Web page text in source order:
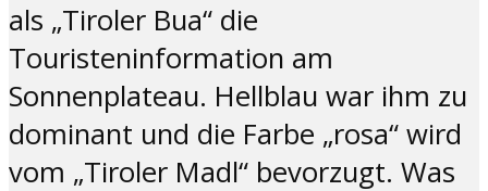
als „Tiroler Bua“ die
Touristeninformation am
Sonnenplateau. Hellblau war ihm zu
dominant und die Farbe „rosa“ wird
vom „Tiroler Madl“ bevorzugt. Was